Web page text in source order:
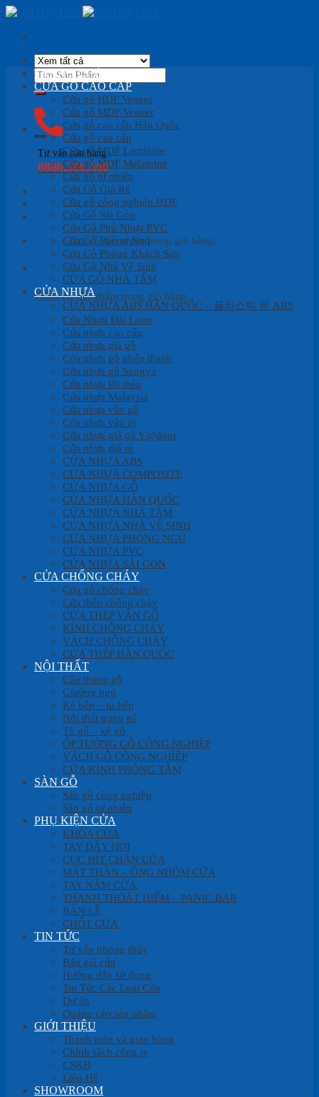
Skip
content
Tìm
kiếm:
Tư vấn bán hàng
0886.500.500
Chưa có sản phẩm trong giỏ hàng.
Giỏ hàng
Chưa có sản phẩm trong giỏ hàng.
TRANG CHỦ
CỬA GỖ CAO CẤP
Cửa gỗ HDF Veneer
Cửa gỗ MDF Veneer
Cửa gỗ cao cấp Hàn Quốc
Cửa gỗ cao cấp
Cửa gỗ MDF Laminate
Cửa gỗ MDF Melamine
Cửa gỗ tự nhiên
Cửa Gỗ Giá Rẻ
Cửa gỗ công nghiệp HDF
Cửa Gỗ Sài Gòn
Cửa Gỗ Phủ Nhựa PVC
Cửa Gỗ Phòng Ngủ
Cửa Gỗ Phòng Khách Sạn
Cửa Gỗ Nhà Vệ Sinh
CỬA GỖ NHÀ TẮM
CỬA NHỰA
CỬA NHỰA ABS HÀN QUỐC – 플라스틱 문 ABS
Cửa Nhựa Đài Loan
Cửa nhựa cao cấp
Cửa nhựa giả gỗ
Cửa nhựa gỗ ghép thanh
Cửa nhựa gỗ Sungyu
Cửa nhựa lõi thép
Cửa nhựa Malaysia
Cửa nhựa vân gỗ
Cửa nhựa vân in
Cửa nhựa giả gỗ Y@door
Cửa nhựa giá rẻ
CỬA NHỰA ABS
CỬA NHỰA COMPOSITE
CỬA NHỰA GỖ
CỬA NHỰA HÀN QUỐC
CỬA NHỰA NHÀ TẮM
CỬA NHỰA NHÀ VỆ SINH
CỬA NHỰA PHÒNG NGỦ
CỬA NHỰA PVC
CỬA NHỰA SÀI GÒN
CỬA CHỐNG CHÁY
Cửa gỗ chống cháy
Cửa thép chống cháy
CỬA THÉP VÂN GỖ
KÍNH CHỐNG CHÁY
VÁCH CHỐNG CHÁY
CỬA THÉP HÀN QUỐC
NỘI THẤT
Cầu thang gỗ
Giường ngủ
Kệ bếp – tủ bếp
Nội thất trang trí
Tủ gỗ – kệ gỗ
ỐP TƯỜNG GỖ CÔNG NGHIỆP
VÁCH GỖ CÔNG NGHIỆP
CỬA KÍNH PHÒNG TẮM
SÀN GỖ
Sàn gỗ công nghiệp
Sàn gỗ tự nhiên
PHỤ KIỆN CỬA
KHÓA CỬA
TAY ĐẨY HƠI
CỤC HÍT CHẶN CỬA
MẮT THẦN – ỐNG NHÒM CỬA
TAY NẮM CỬA
THANH THOÁT HIỂM – PANIC BAR
BẢN LỀ
CHỐT CỬA
TIN TỨC
Tư vấn phong thủy
Báo giá cửa
Hướng dẫn sử dụng
Tin Tức Các Loại Cửa
Dự án
Quảng cáo sản phẩm
GIỚI THIỆU
Thanh toán và giao hàng
Chính sách công ty
CSKH
Liên Hệ
SHOWROOM